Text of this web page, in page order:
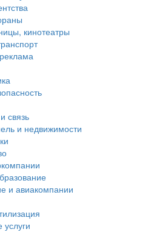
кинотеатры
связь
и недвижимости
и авиакомпании